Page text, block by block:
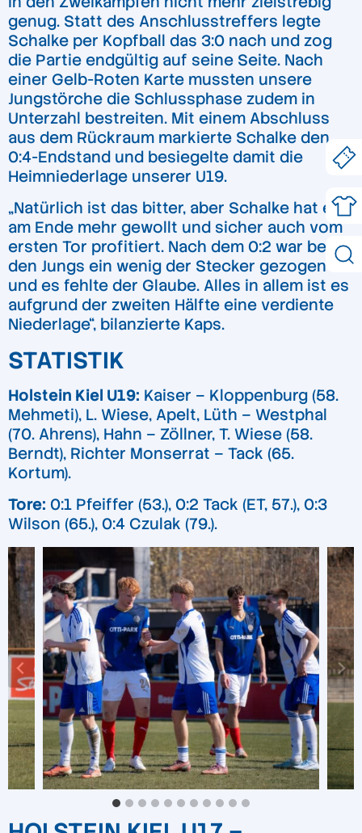
genug. Statt des Anschlusstreffers legte
Schalke per Kopfball das 3:0 nach und zog
die Partie endgültig auf seine Seite. Nach
einer Gelb-Roten Karte mussten unsere
Jungstörche die Schlussphase zudem in
Unterzahl bestreiten. Mit einem Abschluss
aus dem Rückraum markierte Schalke den
0:4-Endstand und besiegelte damit die
Heimniederlage unserer U19.
„Natürlich ist das bitter, aber Schalke hat es
am Ende mehr gewollt und sicher auch vom
ersten Tor profitiert. Nach dem 0:2 war bei
den Jungs ein wenig der Stecker gezogen
und es fehlte der Glaube. Alles in allem ist es
aufgrund der zweiten Hälfte eine verdiente
Niederlage“, bilanzierte Kaps.
STATISTIK
Holstein Kiel U19: Kaiser – Kloppenburg (58.
Mehmeti), L. Wiese, Apelt, Lüth – Westphal
(70. Ahrens), Hahn – Zöllner, T. Wiese (58.
Berndt), Richter Monserrat – Tack (65.
Kortum).
Tore: 0:1 Pfeiffer (53.), 0:2 Tack (ET, 57.), 0:3
Wilson (65.), 0:4 Czulak (79.).